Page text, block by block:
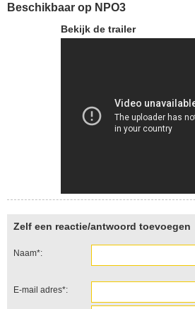
Beschikbaar op NPO3
Bekijk de trailer
Zelf een reactie/antwoord toevoegen
Naam*:
E-mail adres*: